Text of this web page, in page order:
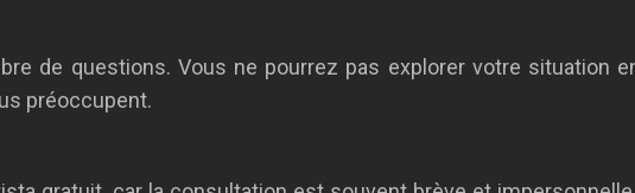
de questions. Vous ne pourrez pas explorer votre situation
préoccupent.